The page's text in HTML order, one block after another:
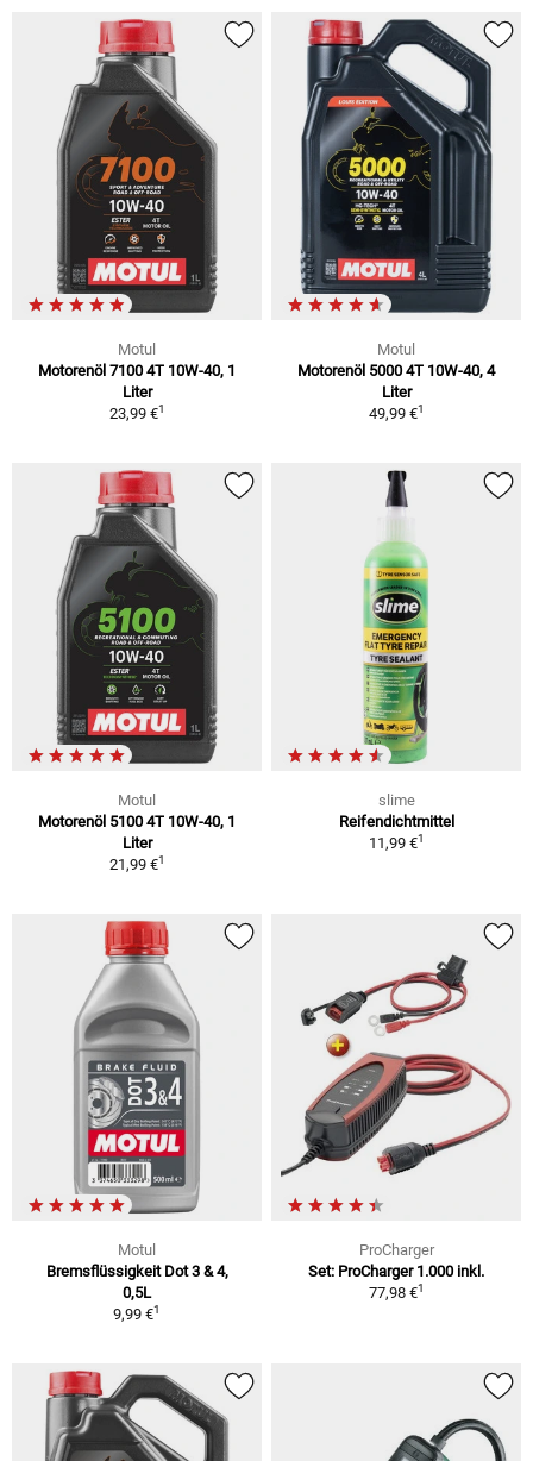
Motul
Motorenöl 7100 4T 10W-40, 1
Liter
23,99 €1
Motul
Motorenöl 5000 4T 10W-40, 4
Liter
49,99 €1
Motul
Motorenöl 5100 4T 10W-40, 1
Liter
21,99 €1
slime
Reifendichtmittel
11,99 €1
Motul
Bremsflüssigkeit Dot 3 & 4,
0,5L
9,99 €1
ProCharger
Set: ProCharger 1.000 inkl.
77,98 €1